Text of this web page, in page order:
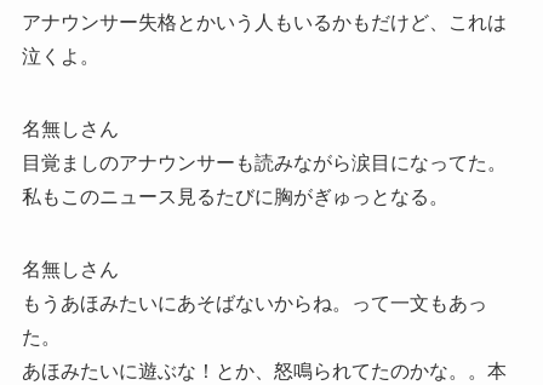
アナウンサー失格とかいう人もいるかもだけど、これは
泣くよ。
名無しさん
目覚ましのアナウンサーも読みながら涙目になってた。
私もこのニュース見るたびに胸がぎゅっとなる。
名無しさん
もうあほみたいにあそばないからね。って一文もあっ
た。
あほみたいに遊ぶな！とか、怒鳴られてたのかな。。本